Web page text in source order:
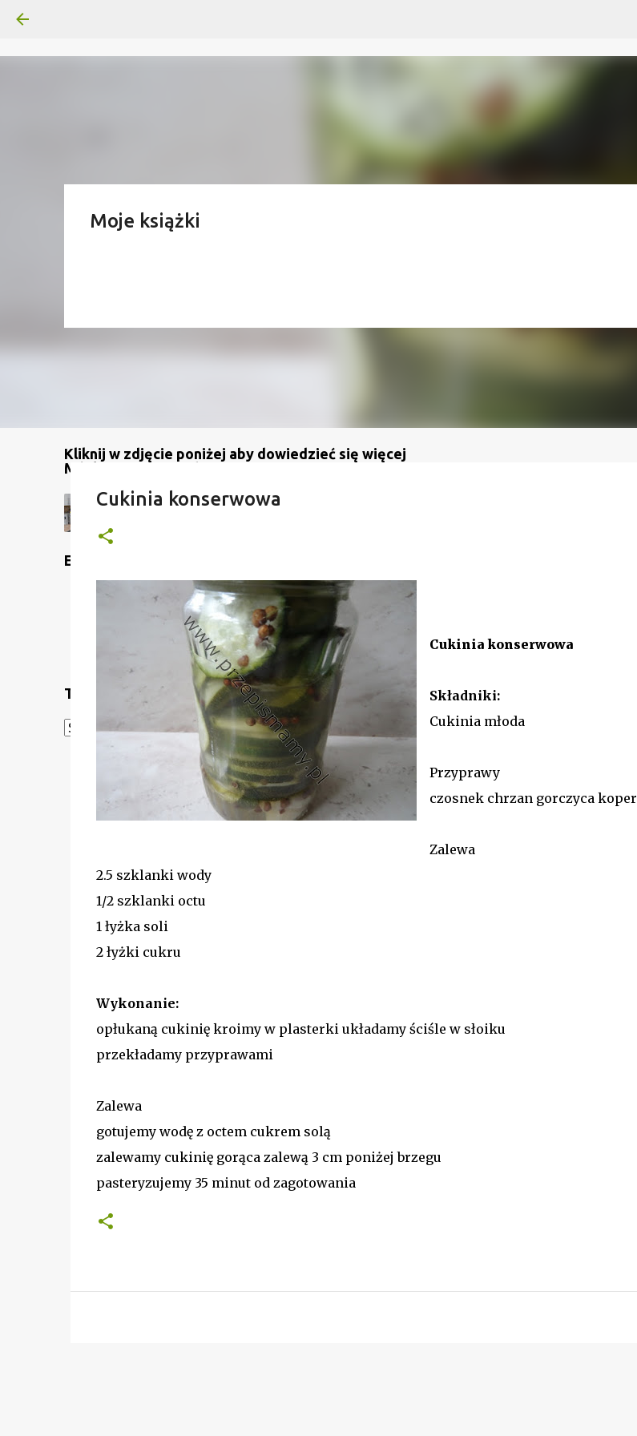
Kliknij w zdjęcie poniżej aby dowiedzieć się więcej
Moje książki
Mój kanał na YouTube
Etykiety
Translate
Powered by Translate
Cukinia konserwowa
Cukinia konserwowa
Składniki:
Cukinia młoda
Przyprawy
czosnek chrzan gorczyca koper
Zalewa
2.5 szklanki wody
1/2 szklanki octu
1 łyżka soli
2 łyżki cukru
Wykonanie:
opłukaną cukinię kroimy w plasterki układamy ściśle w słoiku
przekładamy przyprawami
Zalewa
gotujemy wodę z octem cukrem solą
zalewamy cukinię gorąca zalewą 3 cm poniżej brzegu
pasteryzujemy 35 minut od zagotowania